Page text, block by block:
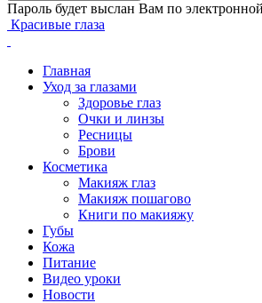
Пароль будет выслан Вам по
Красивые глаза
Главная
Уход за глазами
Здоровье глаз
Очки и линзы
Ресницы
Брови
Косметика
Макияж глаз
Макияж пошагово
Книги по макияжу
Губы
Кожа
Питание
Видео уроки
Новости